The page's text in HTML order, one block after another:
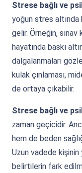
Strese bağlı ve
yoğun stres altında
gelir. Örneğin,
hayatında baskı
dalgalanmaları
kulak çınlaması,
de ortaya çıkabilir.
Strese bağlı ve
zaman geçicidir.
hem de beden
Uzun vadede
belirtilerin fark